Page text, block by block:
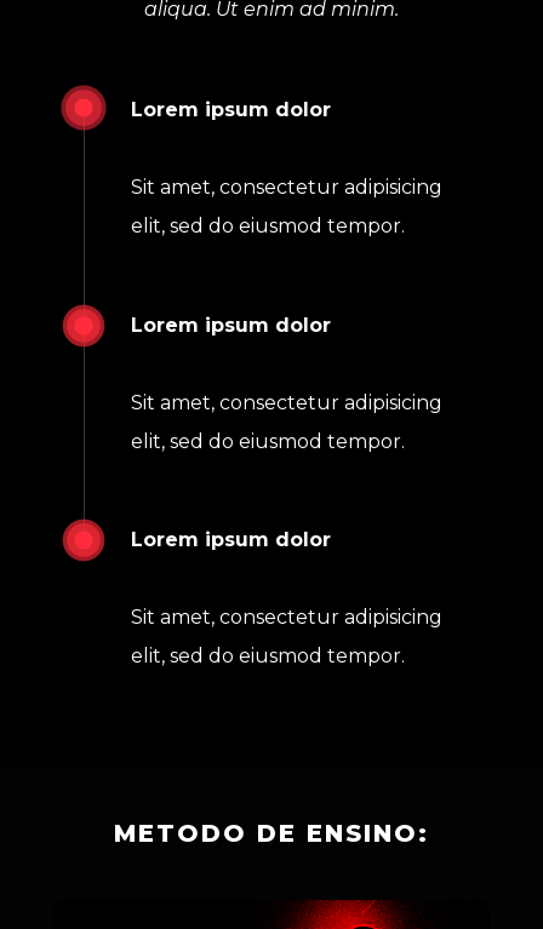
aliqua. Ut enim ad minim.
Lorem ipsum dolor
Sit amet, consectetur adipisicing
elit, sed do eiusmod tempor.
Lorem ipsum dolor
Sit amet, consectetur adipisicing
elit, sed do eiusmod tempor.
Lorem ipsum dolor
Sit amet, consectetur adipisicing
elit, sed do eiusmod tempor.
METODO DE ENSINO: